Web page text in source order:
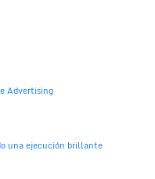
Advertising
una ejecución brillante